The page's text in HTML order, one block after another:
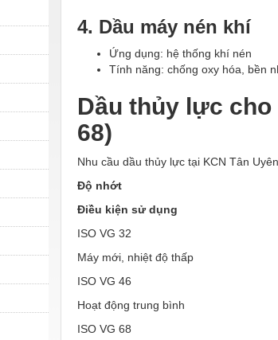
4. Dầu máy nén khí
Ứng dụng: hệ thống khí nén
Tính năng: chống oxy hóa, bền
Dầu thủy lực cho
68)
Nhu cầu dầu thủy lực tại KCN Tân
Độ nhớt
Điều kiện sử dụng
ISO VG 32
Máy mới, nhiệt độ thấp
ISO VG 46
Hoạt động trung bình
ISO VG 68